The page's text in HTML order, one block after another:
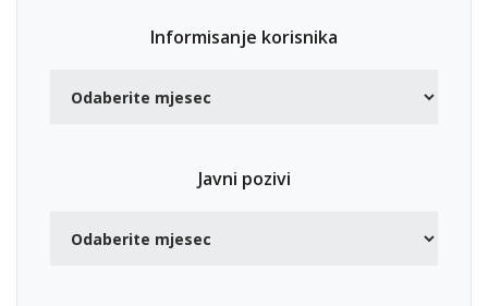
Informisanje korisnika
Javni pozivi